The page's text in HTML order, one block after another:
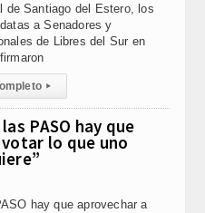
de Santiago del Estero, los
a Senadores y
de Libres del Sur en
▸
PASO hay que
lo que uno
hay que aprovechar a